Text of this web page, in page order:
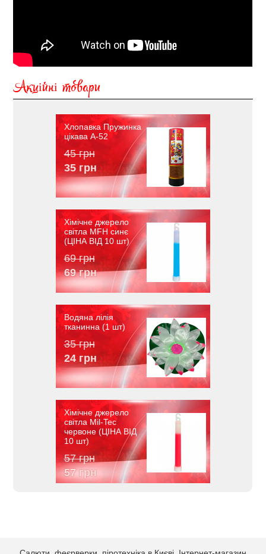
Акційні товари
Хлопавка Пружинка
цікава A-52
45 грн
35 грн
Хімічне джерело
світла MFH синє
(ЦІНА ВІД 10 шт)
69 грн
69 грн
Водяна лілія
тканинна (1 шт)
35 грн
24 грн
Хімічне джерело
світла Mil-Tec
червоне (ЦІНА ВІД
10 шт)
57 грн
57 грн